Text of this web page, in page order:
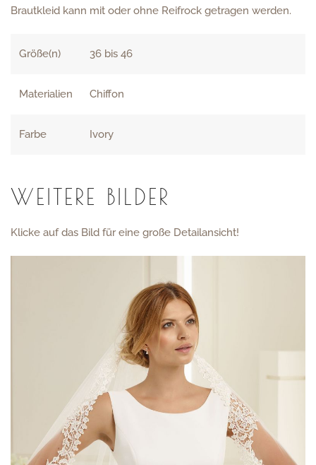
Brautkleid kann mit oder ohne Reifrock getragen werden.
Größe(n) 36 bis 46
Materialien Chiffon
Farbe Ivory
WEITERE BILDER
Klicke auf das Bild für eine große Detailansicht!